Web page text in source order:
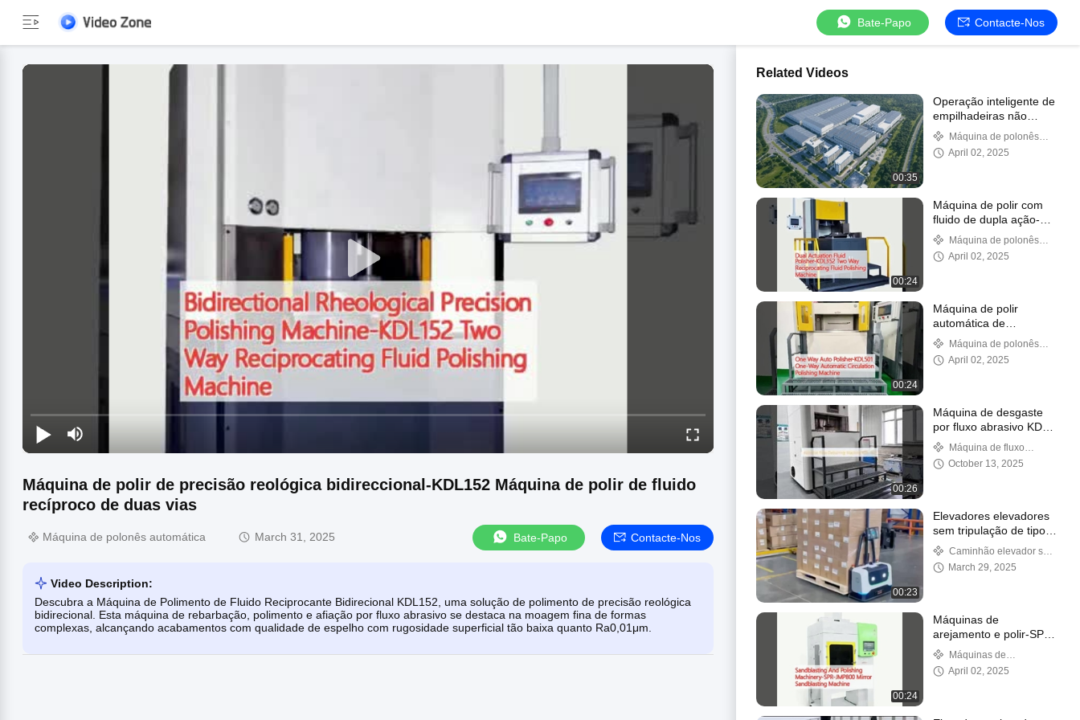
Bate-Papo Contacte-Nos
Máquina de polir de precisão reológica bidireccional-KDL152 Máquina de polir de fluido
recíproco de duas vias
Máquina de polonês automática March 31, 2025 Bate-Papo Contacte-Nos
Video Description:
Descubra a Máquina de Polimento de Fluido Reciprocante Bidirecional KDL152, uma solução de polimento de precisão reológica
bidirecional. Esta máquina de rebarbação, polimento e afiação por fluxo abrasivo se destaca na moagem fina de formas
complexas, alcançando acabamentos com qualidade de espelho com rugosidade superficial tão baixa quanto Ra0,01μm.
Related Videos
00:35
Operação inteligente de
empilhadeiras não
tripuladas
Máquina de polonês
automática
April 02, 2025
00:24
Máquina de polir com
fluido de dupla ação-
KDL352Máquina de polonês
automática
April 02, 2025
00:24
Máquina de polir
automática de
circulação automática
de sentido único
KDL501
Máquina de polonês
automática
April 02, 2025
00:26
Máquina de desgaste
por fluxo abrasivo KDL-
162Máquina de fluxo
abrasivo
October 13, 2025
00:23
Elevadores elevadores
sem tripulação de tipo
de palete
Caminhão elevador sem
tripulação inteligente
March 29, 2025
00:24
Máquinas de
arejamento e polir-SPR-
JMP800 Máquina de
arejamento espelho
Máquinas de
arejamento e polir
April 02, 2025